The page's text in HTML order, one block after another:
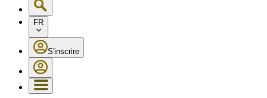
FR
S'inscrire